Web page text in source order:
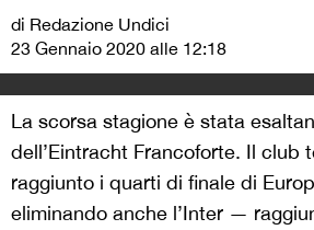
di Redazione Undici
23 Gennaio 2020 alle 12:18
La scorsa stagione è stata
dell’Eintracht Francoforte. Il club
raggiunto i quarti di finale di
eliminando anche l’Inter —